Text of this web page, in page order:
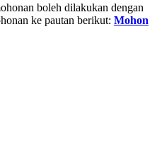
boleh dilakukan dengan
ke pautan berikut: Mohon